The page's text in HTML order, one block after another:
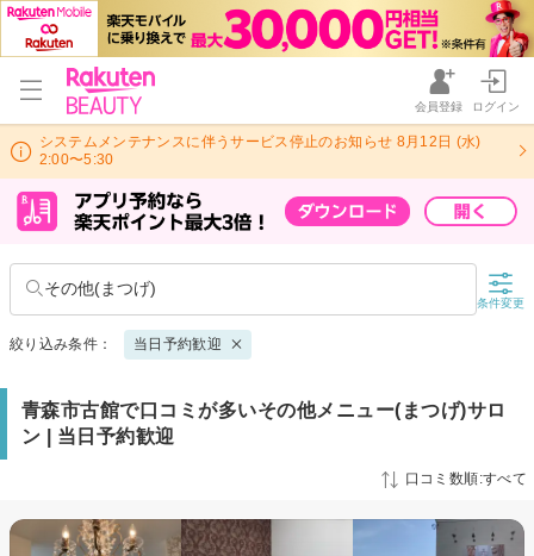
会員登録 ログイン
システムメンテナンスに伴うサービス停止のお知らせ 8月12日 (水)
2:00〜5:30
その他(まつげ)
条件変更
絞り込み条件： 当日予約歓迎
青森市古館で口コミが多いその他メニュー(まつげ)サロ
ン | 当日予約歓迎
口コミ数順:すべて